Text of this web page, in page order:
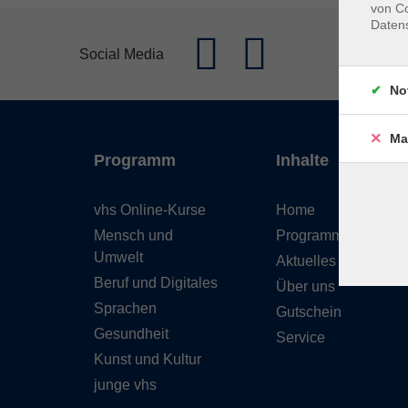
Social Media
Programm
vhs Online-Kurse
Mensch und
Umwelt
Beruf und Digitales
Sprachen
Gesundheit
Kunst und Kultur
junge vhs
Inhalte
Home
Programmheft
Aktuelles
Über uns
Gutschein
Service
von